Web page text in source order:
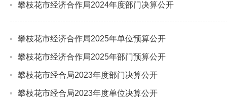
攀枝花市经济合作局2024年度部门决算公开
攀枝花市经济合作局2025年单位预算公开
攀枝花市经济合作局2025年部门预算公开
攀枝花市经合局2023年度部门决算公开
攀枝花市经合局2023年度单位决算公开